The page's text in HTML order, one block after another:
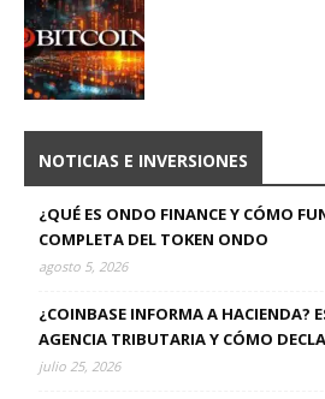
NOTICIAS E INVERSIONES
¿QUÉ ES ONDO FINANCE Y CÓMO
COMPLETA DEL TOKEN ONDO
agosto 5, 2026
¿COINBASE INFORMA A HACIENDA?
AGENCIA TRIBUTARIA Y CÓMO
julio 25, 2026